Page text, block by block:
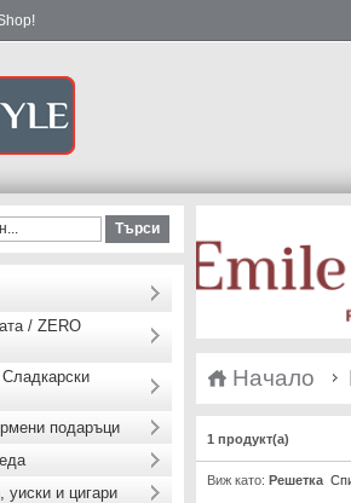
Начало
1 продукт(а)
Виж като: Решетка
Търси
/ ZERO
подаръци
уиски и цигари